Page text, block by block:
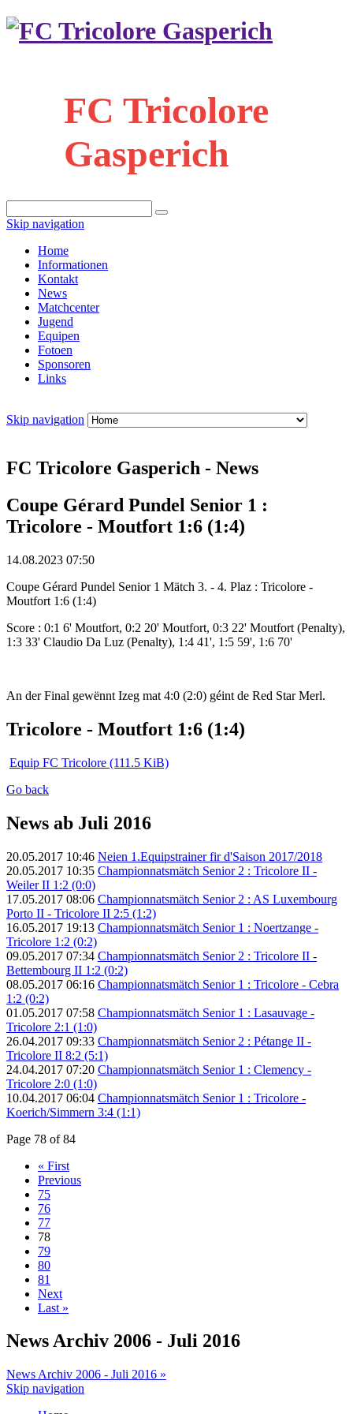
FC Tricolore
Gasperich
Skip navigation
Home
Informationen
Kontakt
News
Matchcenter
Jugend
Equipen
Fotoen
Sponsoren
Links
Skip navigation
FC Tricolore Gasperich - News
Coupe Gérard Pundel Senior 1 :
Tricolore - Moutfort 1:6 (1:4)
14.08.2023 07:50
Coupe Gérard Pundel Senior 1 Mätch 3. - 4. Plaz : Tricolore -
Moutfort 1:6 (1:4)
Score : 0:1 6' Moutfort, 0:2 20' Moutfort, 0:3 22' Moutfort (Penalty),
1:3 33' Claudio Da Luz (Penalty), 1:4 41', 1:5 59', 1:6 70'
An der Final gewënnt Izeg mat 4:0 (2:0) géint de Red Star Merl.
Tricolore - Moutfort 1:6 (1:4)
Equip FC Tricolore (111.5 KiB)
Go back
News ab Juli 2016
20.05.2017 10:46 Neien 1.Equipstrainer fir d'Saison 2017/2018
20.05.2017 10:35 Championnatsmätch Senior 2 : Tricolore II -
Weiler II 1:2 (0:0)
17.05.2017 08:06 Championnatsmätch Senior 2 : AS Luxembourg
Porto II - Tricolore II 2:5 (1:2)
16.05.2017 19:13 Championnatsmätch Senior 1 : Noertzange -
Tricolore 1:2 (0:2)
09.05.2017 07:34 Championnatsmätch Senior 2 : Tricolore II -
Bettembourg II 1:2 (0:2)
08.05.2017 06:16 Championnatsmätch Senior 1 : Tricolore - Cebra
1:2 (0:2)
01.05.2017 07:58 Championnatsmätch Senior 1 : Lasauvage -
Tricolore 2:1 (1:0)
26.04.2017 09:33 Championnatsmätch Senior 2 : Pétange II -
Tricolore II 8:2 (5:1)
24.04.2017 07:20 Championnatsmätch Senior 1 : Clemency -
Tricolore 2:0 (1:0)
10.04.2017 06:04 Championnatsmätch Senior 1 : Tricolore -
Koerich/Simmern 3:4 (1:1)
Page 78 of 84
« First
Previous
75
76
77
78
79
80
81
Next
Last »
News Archiv 2006 - Juli 2016
News Archiv 2006 - Juli 2016 »
Skip navigation